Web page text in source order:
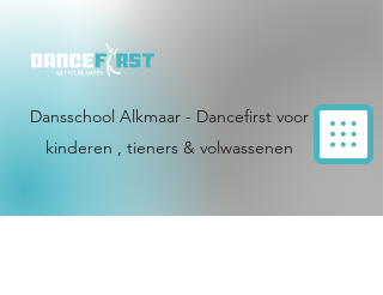
Dansschool Alkmaar - Dancefirst voor
kinderen , tieners & volwassenen